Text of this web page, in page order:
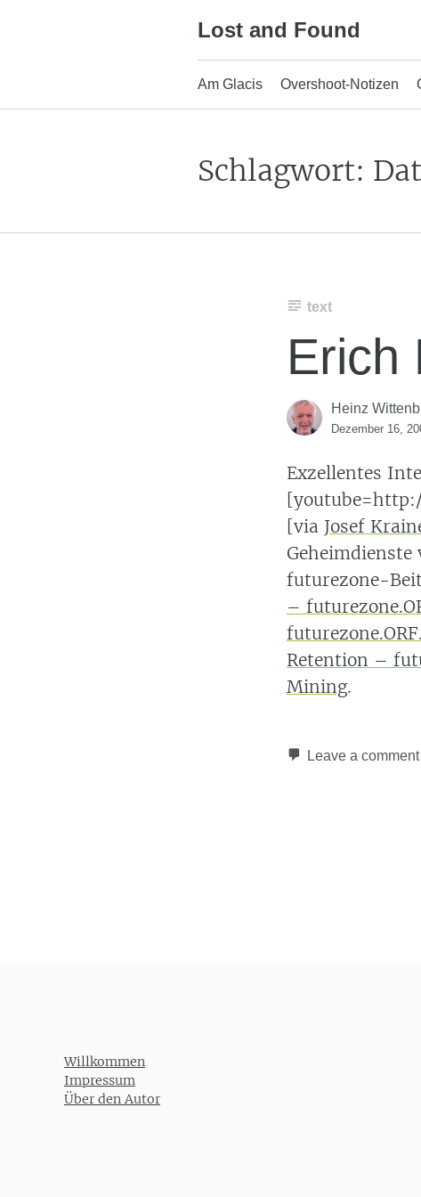
Lost and Found
Am Glacis Overshoot-Notizen
Schlagwort:
text
Erich
Heinz
Dezember 16,
Exzellentes
[via Josef
futurezone-
–
Retention –
Mining.
Leave a comment
Willkommen
Impressum
Über den Autor